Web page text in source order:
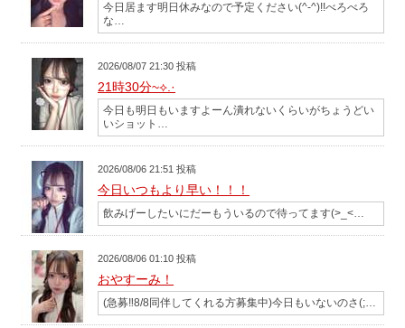
今日居ます明日休みなので予定ください(^-^)!!べろべろ
な…
2026/08/07 21:30 投稿
21時30分~⟡.·
今日も明日もいますよーん潰れないくらいがちょうどい
いショット…
2026/08/06 21:51 投稿
今日いつもより早い！！！
飲みげーしたいにだーもういるので待ってます(>_<…
2026/08/06 01:10 投稿
おやすーみ！
(急募‼️8/8同伴してくれる方募集中)今日もいないのさ(;…